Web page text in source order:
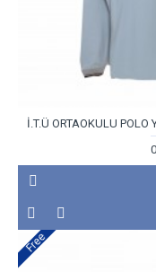
İ.T.Ü ORTAOKULU POLO
Free